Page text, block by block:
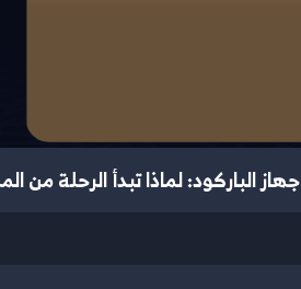
جهاز الباركود: لماذا تبدأ الرحلة من